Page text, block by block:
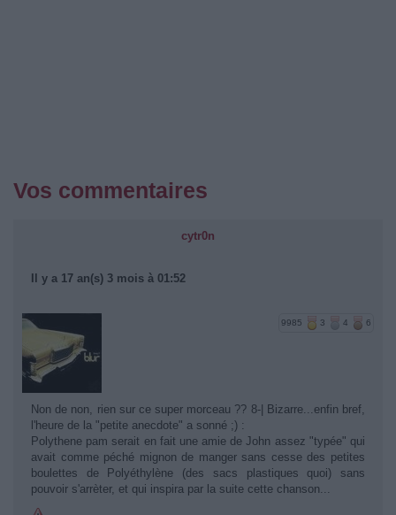
Vos commentaires
cytr0n
Il y a 17 an(s) 3 mois à 01:52
9985 3 4 6
Non de non, rien sur ce super morceau ?? 8-| Bizarre...enfin bref,
l'heure de la "petite anecdote" a sonné ;) :
Polythene pam serait en fait une amie de John assez "typée" qui
avait comme péché mignon de manger sans cesse des petites
boulettes de Polyéthylène (des sacs plastiques quoi) sans
pouvoir s'arrèter, et qui inspira par la suite cette chanson...